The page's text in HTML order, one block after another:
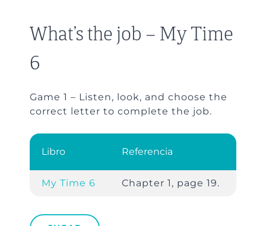
What’s the job – My Time
6
Game 1 – Listen, look, and choose the
correct letter to complete the job.
Libro Referencia
My Time 6 Chapter 1, page 19.